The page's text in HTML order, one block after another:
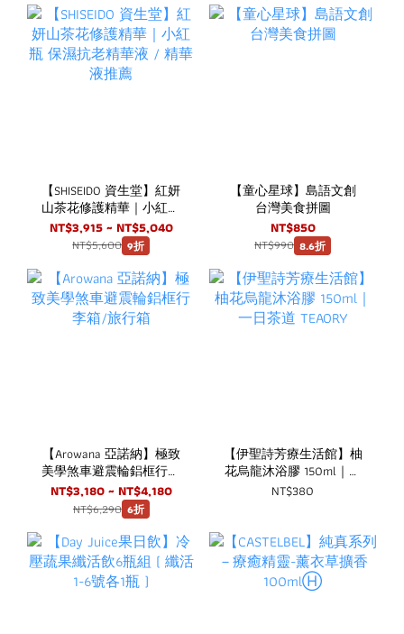
【SHISEIDO 資生堂】紅妍
山茶花修護精華｜小紅瓶
保濕抗老精華液 / 精華液
推薦
NT$3,915 ~ NT$5,040
NT$5,600 9折
【童心星球】島語文創
台灣美食拼圖
NT$850
NT$990 8.6折
【Arowana 亞諾納】極致
美學煞車避震輪鋁框行李
箱/旅行箱
NT$3,180 ~ NT$4,180
NT$6,290 6折
【伊聖詩芳療生活館】柚
花烏龍沐浴膠 150ml｜一
日茶道 TEAORY
NT$380